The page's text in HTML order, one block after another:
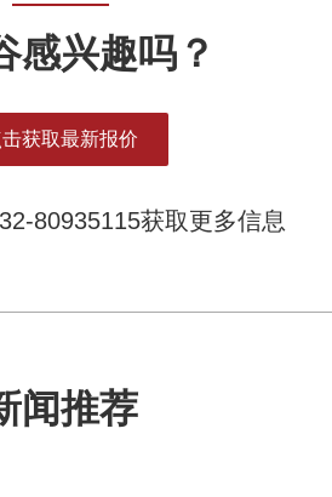
感兴趣吗？
击获取最新报价
80935115获取更多信息
闻推荐